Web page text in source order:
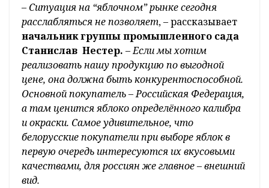
– Ситуация на “яблочном” рынке сегодня
расслабляться не позволяет, – рассказывает
начальник группы промышленного сада
Станислав Нестер. –Если мы хотим
реализовать нашу продукцию по выгодной
цене, она должна быть конкурентоспособной.
Основной покупатель – Российская Федерация,
а там ценится яблоко определённого калибра
и окраски. Самое удивительное, что
белорусские покупатели при выборе яблок в
первую очередь интересуются их вкусовыми
качествами, для россиян же главное – внешний
вид.